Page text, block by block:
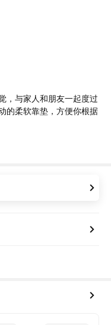
，与家人和朋友一起度过
的柔软靠垫，方便你根据